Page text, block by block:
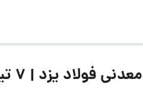
لیست جدیدترین آگهی‌های